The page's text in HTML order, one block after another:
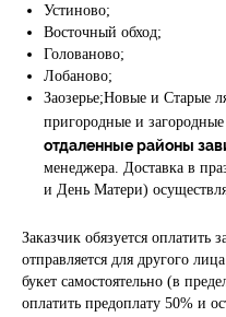
Устиново;
Восточный обход;
Голованово;
Лобаново;
Заозерье;Новые и Старые
пригородные и
отдаленные районы
менеджера. Доставка в
и День Матери)
Заказчик обязуется оплатить
отправляется для другого
букет самостоятельно (в
оплатить предоплату 50% и